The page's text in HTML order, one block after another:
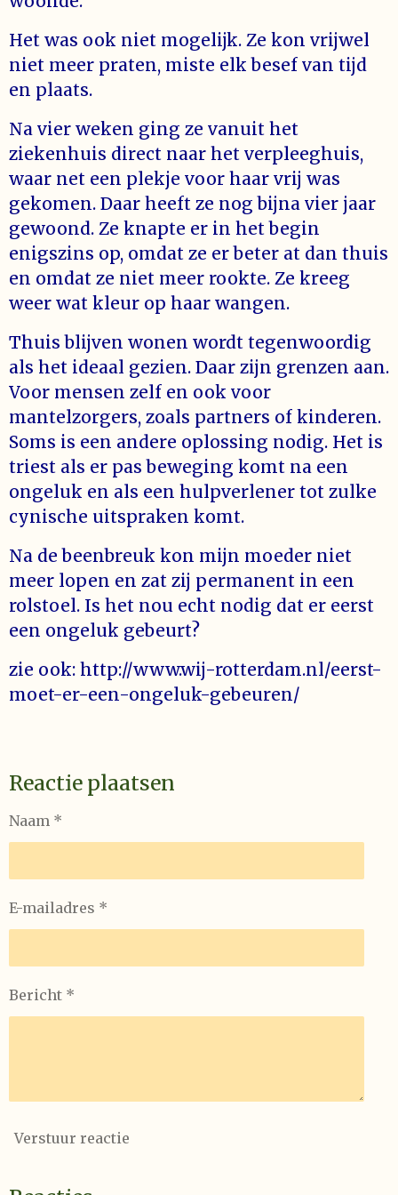
Het was ook niet mogelijk. Ze kon vrijwel
niet meer praten, miste elk besef van tijd
en plaats.
Na vier weken ging ze vanuit het
ziekenhuis direct naar het verpleeghuis,
waar net een plekje voor haar vrij was
gekomen. Daar heeft ze nog bijna vier jaar
gewoond. Ze knapte er in het begin
enigszins op, omdat ze er beter at dan thuis
en omdat ze niet meer rookte. Ze kreeg
weer wat kleur op haar wangen.
Thuis blijven wonen wordt tegenwoordig
als het ideaal gezien. Daar zijn grenzen aan.
Voor mensen zelf en ook voor
mantelzorgers, zoals partners of kinderen.
Soms is een andere oplossing nodig. Het is
triest als er pas beweging komt na een
ongeluk en als een hulpverlener tot zulke
cynische uitspraken komt.
Na de beenbreuk kon mijn moeder niet
meer lopen en zat zij permanent in een
rolstoel. Is het nou echt nodig dat er eerst
een ongeluk gebeurt?
zie ook: http://www.wij-rotterdam.nl/eerst-
moet-er-een-ongeluk-gebeuren/
Reactie plaatsen
Naam *
E-mailadres *
Bericht *
Verstuur reactie